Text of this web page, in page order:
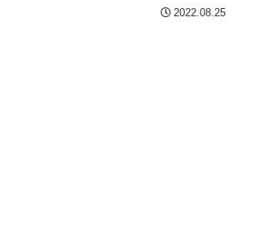
2022.08.25